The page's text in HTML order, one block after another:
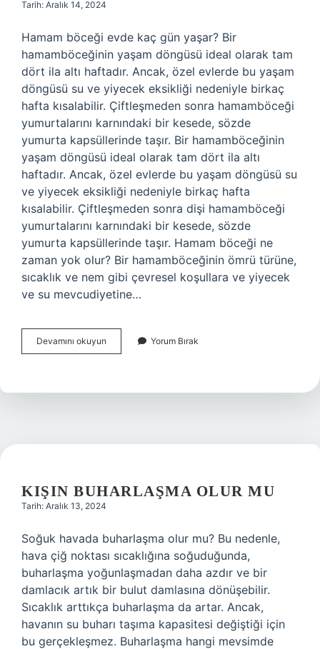
Tarih: Aralık 14, 2024
Hamam böceği evde kaç gün yaşar? Bir
hamamböceğinin yaşam döngüsü ideal olarak tam
dört ila altı haftadır. Ancak, özel evlerde bu yaşam
döngüsü su ve yiyecek eksikliği nedeniyle birkaç
hafta kısalabilir. Çiftleşmeden sonra hamamböceği
yumurtalarını karnındaki bir kesede, sözde
yumurta kapsüllerinde taşır. Bir hamamböceğinin
yaşam döngüsü ideal olarak tam dört ila altı
haftadır. Ancak, özel evlerde bu yaşam döngüsü su
ve yiyecek eksikliği nedeniyle birkaç hafta
kısalabilir. Çiftleşmeden sonra dişi hamamböceği
yumurtalarını karnındaki bir kesede, sözde
yumurta kapsüllerinde taşır. Hamam böceği ne
zaman yok olur? Bir hamamböceğinin ömrü türüne,
sıcaklık ve nem gibi çevresel koşullara ve yiyecek
ve su mevcudiyetine…
Devamını okuyun
Böcekleri
Yaşar
Yorum Bırak
KIŞIN BUHARLAŞMA OLUR MU
Tarih: Aralık 13, 2024
Soğuk havada buharlaşma olur mu? Bu nedenle,
hava çiğ noktası sıcaklığına soğuduğunda,
buharlaşma yoğunlaşmadan daha azdır ve bir
damlacık artık bir bulut damlasına dönüşebilir.
Sıcaklık arttıkça buharlaşma da artar. Ancak,
havanın su buharı taşıma kapasitesi değiştiği için
bu gerçekleşmez. Buharlaşma hangi mevsimde